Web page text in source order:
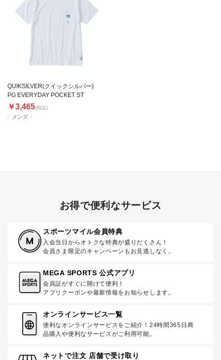
メンズ
QUIKSILVER(クイックシルバー)
PG EVERYDAY POCKET ST
￥3,465(税込)
お得で便利なサービス
スポーツマイル会員特典
入会当日からオトクな特典が盛りだくさん！
会員さま限定のキャンペーンもお見逃しなく。
MEGA SPORTS 公式アプリ
会員証がすぐに開けて便利！
アプリクーポンや最新情報をお知らせします。
オンラインサービス一覧
便利なオンラインサービスをご紹介！24時間365日商
品購入や便利なサービスがご利用可能。
ネットで注文 店舗で受け取り